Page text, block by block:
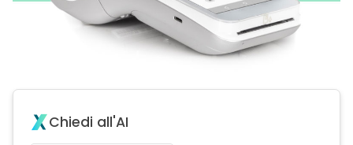
Chiedi all'AI